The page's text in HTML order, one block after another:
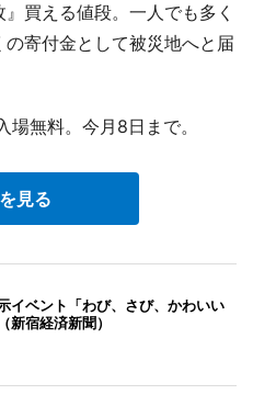
買える値段。一人でも多く
寄付金として被災地へと届
無料。今月8日まで。
見る
イベント「わび、さび、かわいい
新宿経済新聞）